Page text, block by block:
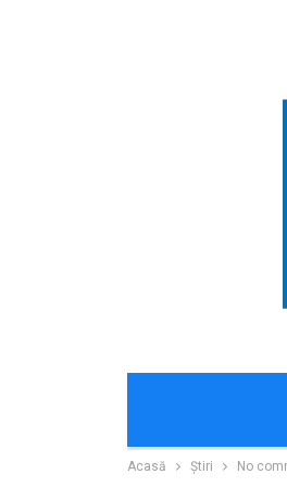
Acasă Știri No